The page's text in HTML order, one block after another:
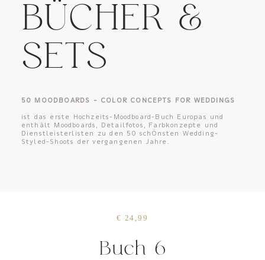
BÜCHER &
SETS
50 MOODBOARDS – COLOR CONCEPTS FOR WEDDINGS
ist das erste Hochzeits-Moodboard-Buch Europas und
enthält Moodboards, Detailfotos, Farbkonzepte und
Dienstleisterlisten zu den 50 schÖnsten Wedding-
Styled-Shoots der vergangenen Jahre.
€ 24,99
Buch 6